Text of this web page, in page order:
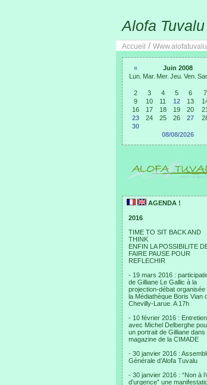
Alofa
Accueil /
« Juin 2008
Lun. Mar. Mer. Jeu. Ven.
2
3 4 5 6 7
9
10 11 12 13
16
17 18 19 20 21
23
24 25 26 27
30
08/08/2026
AGENDA !
2016
TIME TO SIT BACK AND
THINK
ENFIN LA POSSIBILITE
FAIRE PAUSE POUR
REFLECHIR
- 19 mars 2016 :
de Gilliane Le Gallic à la
projection-débat organisée
la Médiathèque Boris Vian
Chevilly-Larue. A 17h
- 10 février 2016 : Entretien
avec Michel Delberghe
un portrait de Gilliane dans
magazine de la CIMADE
- 30 janvier 2016 :
Générale d’Alofa Tuvalu
- 30 janvier 2016 : “Non à
d’urgence” une